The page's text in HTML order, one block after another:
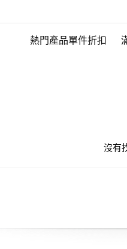
熱門產品單件折扣
沒有